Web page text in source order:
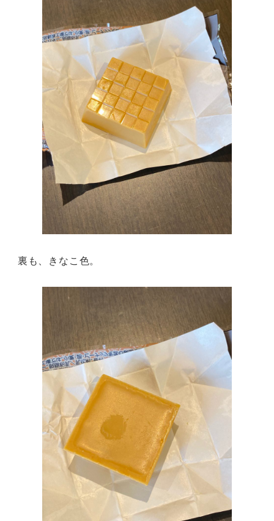
裏も、きなこ色。